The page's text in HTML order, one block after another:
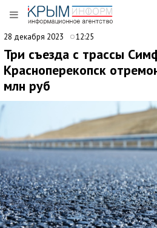
28 декабря 2023 12:25
Три съезда с трассы
Красноперекопск
млн руб